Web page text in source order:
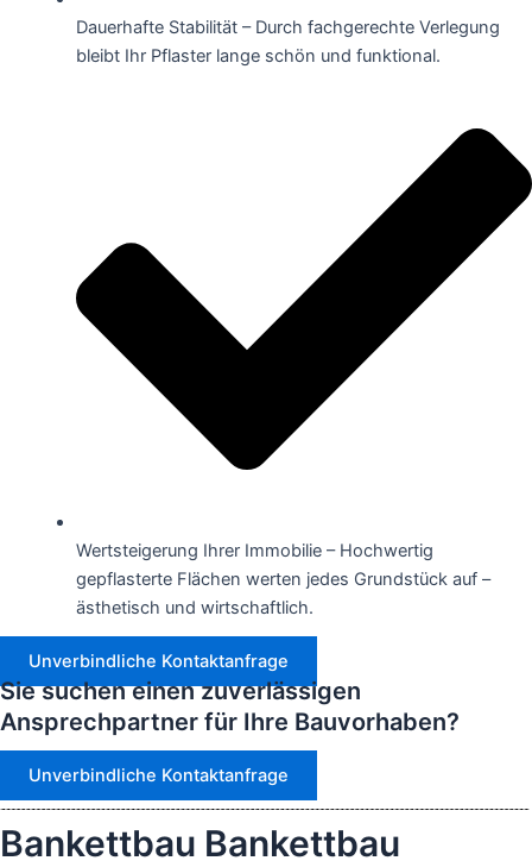
Dauerhafte Stabilität – Durch fachgerechte Verlegung
bleibt Ihr Pflaster lange schön und funktional.
Wertsteigerung Ihrer Immobilie – Hochwertig
gepflasterte Flächen werten jedes Grundstück auf –
ästhetisch und wirtschaftlich.
Unverbindliche Kontaktanfrage
Sie suchen einen zuverlässigen
Ansprechpartner für Ihre Bauvorhaben?
Unverbindliche Kontaktanfrage
Bankettbau Bankettbau